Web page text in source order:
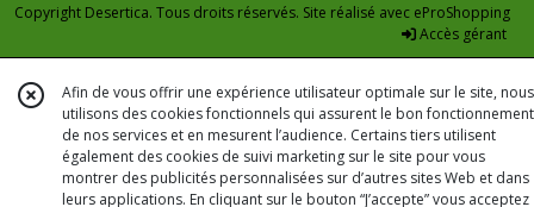
Copyright Desertica. Tous droits réservés. Site réalisé avec eProShopping
Accès gérant
Afin de vous offrir une expérience utilisateur optimale sur le site, nous
utilisons des cookies fonctionnels qui assurent le bon fonctionnement
de nos services et en mesurent l’audience. Certains tiers utilisent
également des cookies de suivi marketing sur le site pour vous
montrer des publicités personnalisées sur d’autres sites Web et dans
leurs applications. En cliquant sur le bouton “J’accepte” vous acceptez